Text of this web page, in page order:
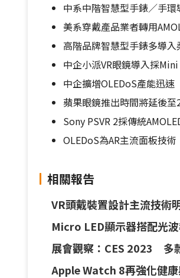
中系中階智慧型手錶／手
美系穿戴產品業者轉用
高階品牌智慧型手錶多導
中企小派VR眼鏡導入採
中企擴增OLEDoS產能迅
蘋果眼鏡推出時間將延後
Sony PSVR 2採傳統
OLEDoS為AR主流面板技
相關報告
VR頭戴裝置設計主流技
Micro LED顯示器搭配光
展會觀察：CES 2023 多
Apple Watch 8再強化健